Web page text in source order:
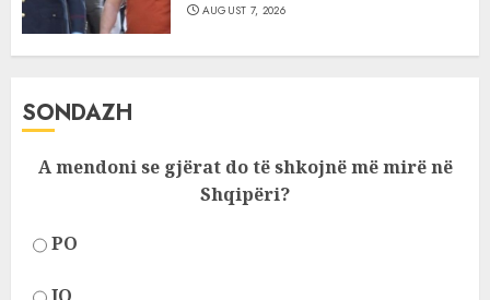
AUGUST 7, 2026
SONDAZH
A mendoni se gjërat do të shkojnë më mirë në
Shqipëri?
PO